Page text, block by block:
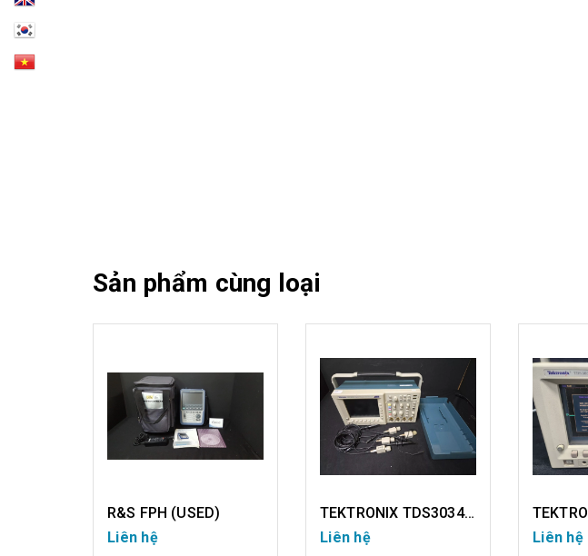
Sản phẩm cùng loại
R&S FPH (USED)
Liên hệ
TEKTRONIX TDS3034C (USED)
Liên hệ
Liên hệ